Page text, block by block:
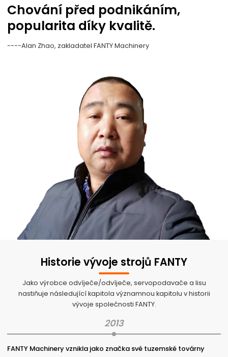
Chování před podnikáním,
popularita díky kvalitě.
----Alan Zhao, zakladatel FANTY Machinery
Historie vývoje strojů FANTY
Jako výrobce odvíječe/odvíječe, servopodavače a lisu
nastiňuje následující kapitola významnou kapitolu v historii
vývoje společnosti FANTY.
2013
FANTY Machinery vznikla jako značka své tuzemské továrny